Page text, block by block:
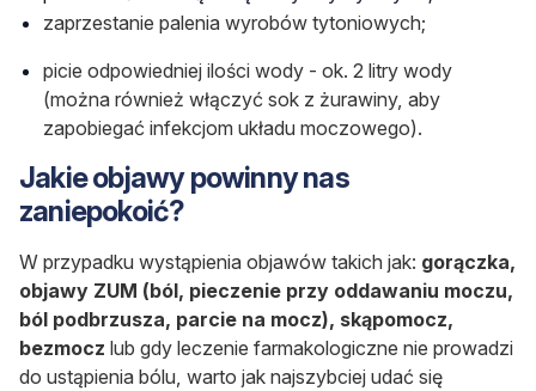
zaprzestanie palenia wyrobów tytoniowych;
picie odpowiedniej ilości wody - ok. 2 litry wody
(można również włączyć sok z żurawiny, aby
zapobiegać infekcjom układu moczowego).
Jakie objawy powinny nas
zaniepokoić?
W przypadku wystąpienia objawów takich jak: gorączka,
objawy ZUM (ból, pieczenie przy oddawaniu moczu,
ból podbrzusza, parcie na mocz), skąpomocz,
bezmocz lub gdy leczenie farmakologiczne nie prowadzi
do ustąpienia bólu, warto jak najszybciej udać się